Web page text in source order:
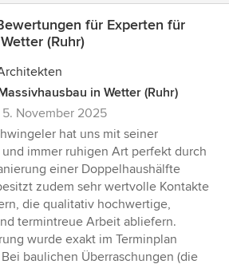
für Experten für
(Ruhr)
in Wetter (Ruhr)
5. November 2025
hat uns mit seiner
immer ruhigen Art perfekt durch
einer Doppelhaushälfte
zudem sehr wertvolle Kontakte
die qualitativ hochwertige,
termintreue Arbeit abliefern.
wurde exakt im Terminplan
baulichen Überraschungen (die